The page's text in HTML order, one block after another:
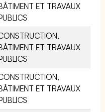
ET TRAVAUX
ET TRAVAUX
ET TRAVAUX